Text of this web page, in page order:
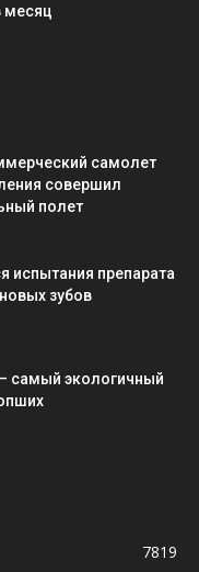
месяц
самолет
совершил
полет
испытания препарата
зубов
самый экологичный
7819